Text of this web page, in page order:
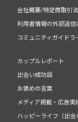
会社概要/特定商取引
利用者情報の外部送信
コミュニティガイドラ
カップルレポート
出会い成功談
お褒めの言葉
メディア掲載・広告実
ハッピーライフ（出会